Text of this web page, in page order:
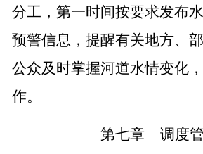
分工，第一时间按要求发布
预警信息，提醒有关地方、
公众及时掌握河道水情变化
作。
第七章调度管